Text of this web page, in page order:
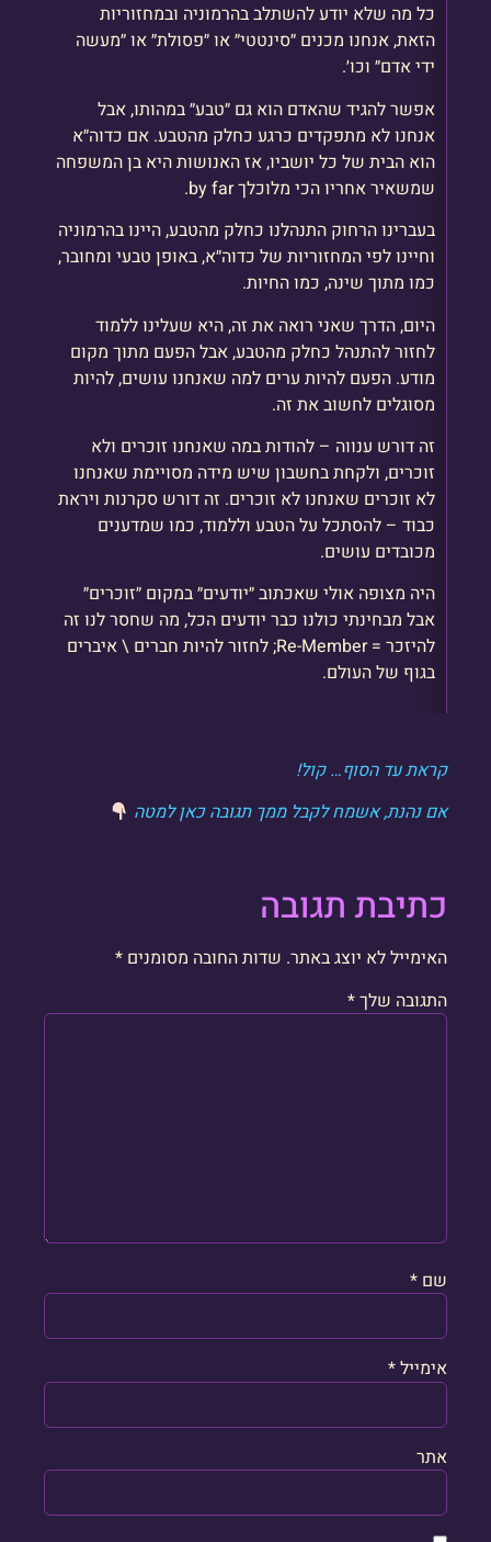
כל מה שלא יודע להשתלב בהרמוניה ובמחזוריות
הזאת, אנחנו מכנים ״סינטטי״ או ״פסולת״ או ״מעשה
ידי אדם״ וכו׳.
אפשר להגיד שהאדם הוא גם ״טבע״ במהותו, אבל
אנחנו לא מתפקדים כרגע כחלק מהטבע. אם כדוה״א
הוא הבית של כל יושביו, אז האנושות היא בן המשפחה
שמשאיר אחריו הכי מלוכלך by far.
בעברינו הרחוק התנהלנו כחלק מהטבע, היינו בהרמוניה
וחיינו לפי המחזוריות של כדוה״א, באופן טבעי ומחובר,
כמו מתוך שינה, כמו החיות.
היום, הדרך שאני רואה את זה, היא שעלינו ללמוד
לחזור להתנהל כחלק מהטבע, אבל הפעם מתוך מקום
מודע. הפעם להיות ערים למה שאנחנו עושים, להיות
מסוגלים לחשוב את זה.
זה דורש ענווה – להודות במה שאנחנו זוכרים ולא
זוכרים, ולקחת בחשבון שיש מידה מסויימת שאנחנו
לא זוכרים שאנחנו לא זוכרים. זה דורש סקרנות ויראת
כבוד – להסתכל על הטבע וללמוד, כמו שמדענים
מכובדים עושים.
היה מצופה אולי שאכתוב ״יודעים״ במקום ״זוכרים״
אבל מבחינתי כולנו כבר יודעים הכל, מה שחסר לנו זה
להיזכר = Re-Member; לחזור להיות חברים \ איברים
בגוף של העולם.
קראת עד הסוף… קול!
אם נהנת, אשמח לקבל ממך תגובה כאן למטה
כתיבת תגובה
האימייל לא יוצג באתר. שדות החובה מסומנים *
התגובה שלך*
שם *
אימייל*
אתר